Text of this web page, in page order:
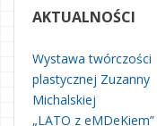
AKTUALNOŚCI
Wystawa twórczości
plastycznej Zuzanny
Michalskiej
„LATO z eMDeKiem”